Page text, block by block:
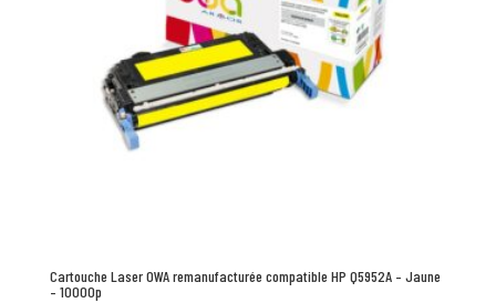
Cartouche Laser OWA remanufacturée compatible HP Q5952A – Jaune
– 10000p